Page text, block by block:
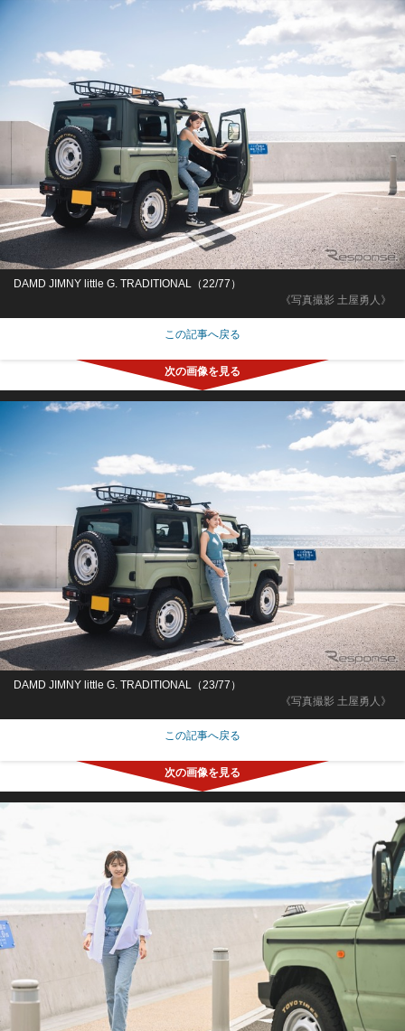
《写真撮影 土屋勇人》
DAMD JIMNY little G. TRADITIONAL（22/77）
この記事へ戻る
《写真撮影 土屋勇人》
DAMD JIMNY little G. TRADITIONAL（23/77）
この記事へ戻る